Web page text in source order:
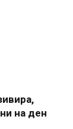
на ден